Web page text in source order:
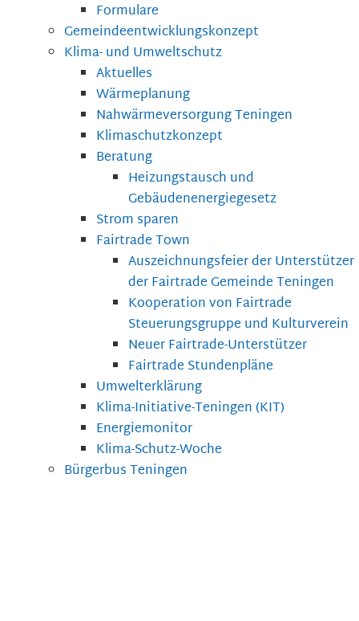
Formulare
Gemeindeentwicklungskonzept
Klima- und Umweltschutz
Aktuelles
Wärmeplanung
Nahwärmeversorgung Teningen
Klimaschutzkonzept
Beratung
Heizungstausch und
Gebäudenenergiegesetz
Strom sparen
Fairtrade Town
Auszeichnungsfeier der Unterstützer
der Fairtrade Gemeinde Teningen
Kooperation von Fairtrade
Steuerungsgruppe und Kulturverein
Neuer Fairtrade-Unterstützer
Fairtrade Stundenpläne
Umwelterklärung
Klima-Initiative-Teningen (KIT)
Energiemonitor
Klima-Schutz-Woche
Bürgerbus Teningen